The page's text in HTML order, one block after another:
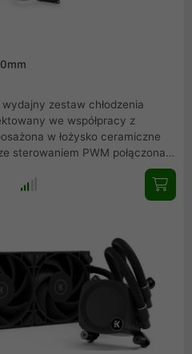
zestaw chłodzenia
we współpracy z
w łożysko ceramiczne
sterowaniem PWM połączona
Fluctus 120 PWM.
została z myślą o
też niskiego poziomu